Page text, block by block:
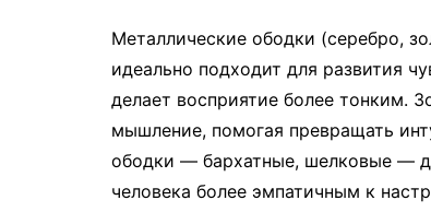
Металлические ободки (серебро,
идеально подходит для развития
делает восприятие более тонким.
мышление, помогая превращать
ободки — бархатные, шелковые —
человека более эмпатичным к